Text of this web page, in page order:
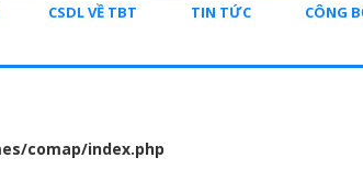
CSDL VỀ TBT TIN TỨC CÔNG
comap/index.php